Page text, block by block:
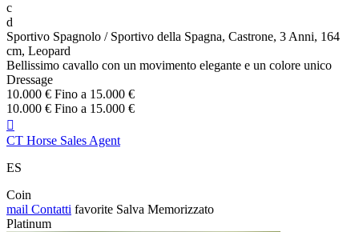
c
d
Sportivo Spagnolo / Sportivo della Spagna, Castrone, 3 Anni, 164
cm, Leopard
Bellissimo cavallo con un movimento elegante e un colore unico
Dressage
10.000 € Fino a 15.000 €
10.000 € Fino a 15.000 €

CT Horse Sales Agent
ES
Coin
mail Contatti favorite Salva Memorizzato
Platinum